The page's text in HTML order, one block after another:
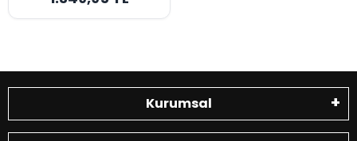
Süpürge Bataryası -
Maksimum Kapasite
Kurumsal